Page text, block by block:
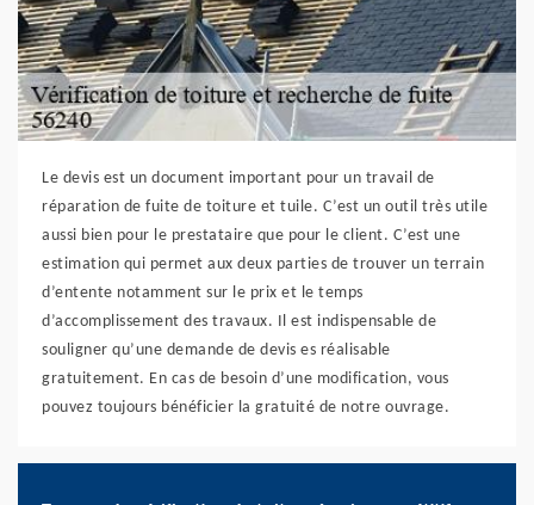
Le devis est un document important pour un travail de
réparation de fuite de toiture et tuile. C’est un outil très utile
aussi bien pour le prestataire que pour le client. C’est une
estimation qui permet aux deux parties de trouver un terrain
d’entente notamment sur le prix et le temps
d’accomplissement des travaux. Il est indispensable de
souligner qu’une demande de devis es réalisable
gratuitement. En cas de besoin d’une modification, vous
pouvez toujours bénéficier la gratuité de notre ouvrage.